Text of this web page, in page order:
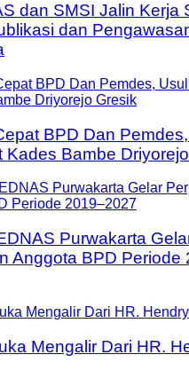
dan SMSI Jalin Kerja
dan
BPD Dan
Kades Bambe
Purwakarta
Anggota BPD Periode
Mengalir Dari HR.